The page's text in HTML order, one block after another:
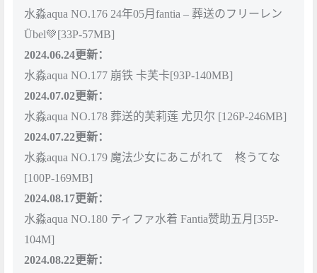
水淼aqua NO.176 24年05月fantia – 葬送のフリーレン
Übel💚[33P-57MB]
2024.06.24更新：
水淼aqua NO.177 崩铁 卡芙卡[93P-140MB]
2024.07.02更新：
水淼aqua NO.178 葬送的芙莉莲 尤贝尔 [126P-246MB]
2024.07.22更新：
水淼aqua NO.179 魔法少女にあこがれて 柊うてな
[100P-169MB]
2024.08.17更新：
水淼aqua NO.180 ティファ水着 Fantia赞助五月[35P-
104M]
2024.08.22更新：